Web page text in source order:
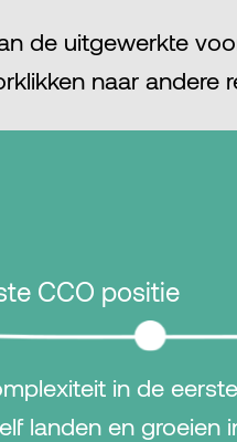
de uitgewerkte
naar andere
CCO positie
in de
landen en groeien